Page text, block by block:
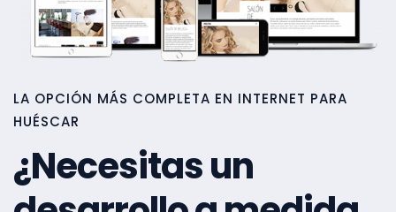
LA OPCIÓN MÁS COMPLETA EN INTERNET PARA
HUÉSCAR
¿Necesitas un